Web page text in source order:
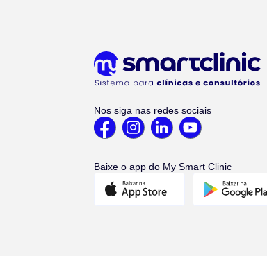
Nos siga nas redes sociais
Baixe o app do My Smart Clinic